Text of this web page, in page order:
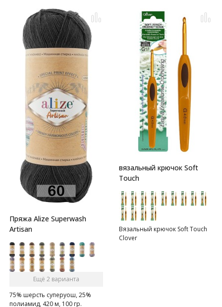
Пряжа Alize Superwash
Artisan
Ещё 2 варианта
75% шерсть суперуош, 25%
полиамид, 420 м, 100 гр.
вязальный крючок Soft
Touch
Вязальный крючок Soft Touch
Clover